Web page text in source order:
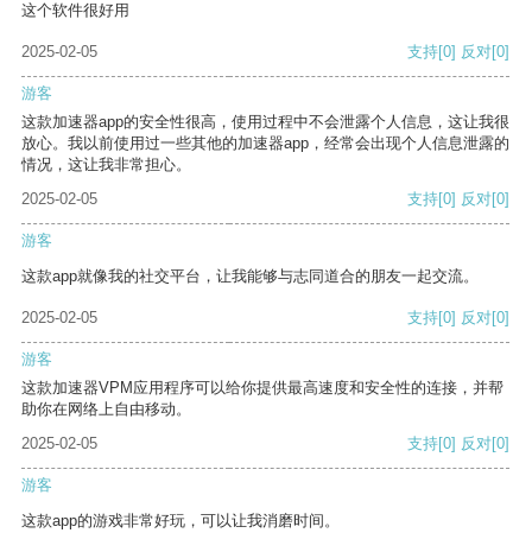
这个软件很好用
2025-02-05 支持[0] 反对[0]
游客
这款加速器app的安全性很高，使用过程中不会泄露个人信息，这让我很
放心。我以前使用过一些其他的加速器app，经常会出现个人信息泄露的
情况，这让我非常担心。
2025-02-05
支持[0] 反对[0]
游客
这款app就像我的社交平台，让我能够与志同道合的朋友一起交流。
2025-02-05 支持[0] 反对[0]
游客
这款加速器VPM应用程序可以给你提供最高速度和安全性的连接，并帮
助你在网络上自由移动。
2025-02-05
支持[0] 反对[0]
游客
这款app的游戏非常好玩，可以让我消磨时间。